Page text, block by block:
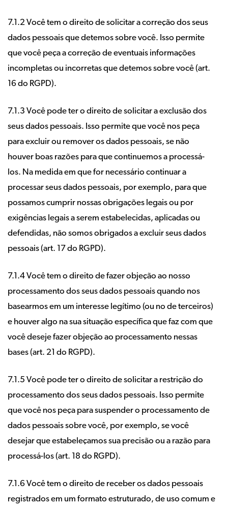
7.1.2 Você tem o direito de solicitar a correção dos seus
dados pessoais que detemos sobre você. Isso permite
que você peça a correção de eventuais informações
incompletas ou incorretas que detemos sobre você (art.
16 do RGPD).
7.1.3 Você pode ter o direito de solicitar a exclusão dos
seus dados pessoais. Isso permite que você nos peça
para excluir ou remover os dados pessoais, se não
houver boas razões para que continuemos a processá-
los. Na medida em que for necessário continuar a
processar seus dados pessoais, por exemplo, para que
possamos cumprir nossas obrigações legais ou por
exigências legais a serem estabelecidas, aplicadas ou
defendidas, não somos obrigados a excluir seus dados
pessoais (art. 17 do RGPD).
7.1.4 Você tem o direito de fazer objeção ao nosso
processamento dos seus dados pessoais quando nos
basearmos em um interesse legítimo (ou no de terceiros)
e houver algo na sua situação específica que faz com que
você deseje fazer objeção ao processamento nessas
bases (art. 21 do RGPD).
7.1.5 Você pode ter o direito de solicitar a restrição do
processamento dos seus dados pessoais. Isso permite
que você nos peça para suspender o processamento de
dados pessoais sobre você, por exemplo, se você
desejar que estabeleçamos sua precisão ou a razão para
processá-los (art. 18 do RGPD).
7.1.6 Você tem o direito de receber os dados pessoais
registrados em um formato estruturado, de uso comum e